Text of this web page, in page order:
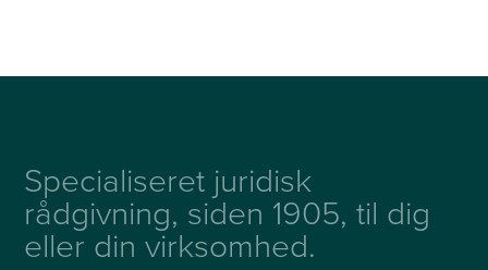
Specialiseret juridisk
rådgivning, siden 1905, til dig
eller din virksomhed.